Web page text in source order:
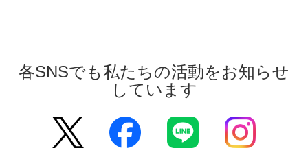
各SNSでも私たちの活動をお知らせ
しています